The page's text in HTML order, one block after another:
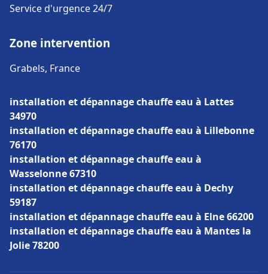
Service d'urgence 24/7
Zone intervention
Grabels, France
installation et dépannage chauffe eau à Lattes
34970
installation et dépannage chauffe eau à Lillebonne
76170
installation et dépannage chauffe eau à
Wasselonne 67310
installation et dépannage chauffe eau à Dechy
59187
installation et dépannage chauffe eau à Elne 66200
installation et dépannage chauffe eau à Mantes la
Jolie 78200